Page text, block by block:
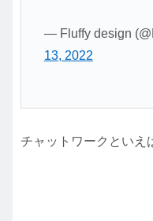
— Fluffy design
13, 2022
チャットワークといえ